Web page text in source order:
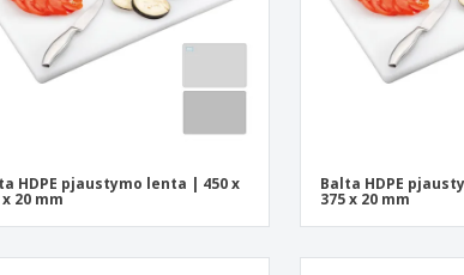
HDPE pjaustymo lenta | 450 x
x 20 mm
Balta HDPE
375 x 20 mm